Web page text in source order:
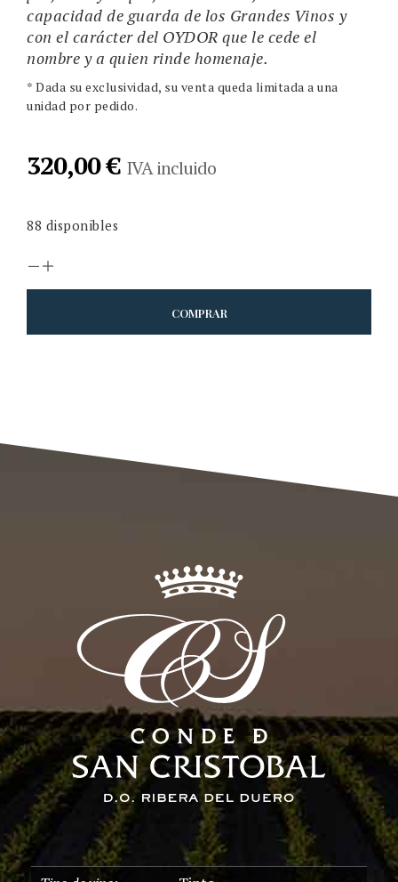
capacidad de guarda de los Grandes Vinos y
con el carácter del OYDOR que le cede el
nombre y a quien rinde homenaje.
* Dada su exclusividad, su venta queda limitada a una
unidad por pedido.
320,00 € IVA incluido
88 disponibles
COMPRAR